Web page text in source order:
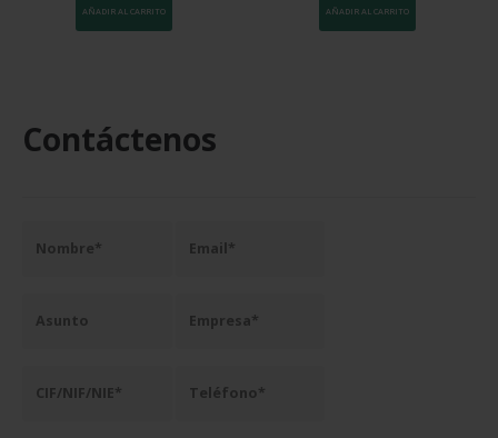
AÑADIR AL CARRITO AÑADIR AL CARRITO
Contáctenos